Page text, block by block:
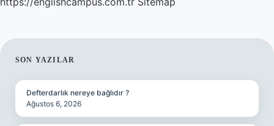
SIDEBAR
SON YAZILAR
Defterdarlık nereye bağlıdır ?
Ağustos 6, 2026